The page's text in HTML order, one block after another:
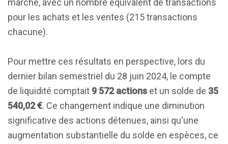
marché, avec un nombre équivalent de transactions
pour les achats et les ventes (215 transactions
chacune).
Pour mettre ces résultats en perspective, lors du
dernier bilan semestriel du 28 juin 2024, le compte
de liquidité comptait 9 572 actions et un solde de 35
540,02 €. Ce changement indique une diminution
significative des actions détenues, ainsi qu'une
augmentation substantielle du solde en espèces, ce